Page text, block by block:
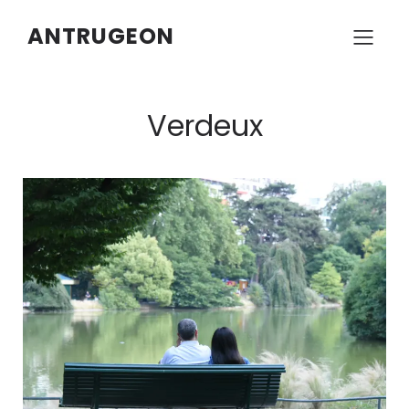
ANTRUGEON
Verdeux